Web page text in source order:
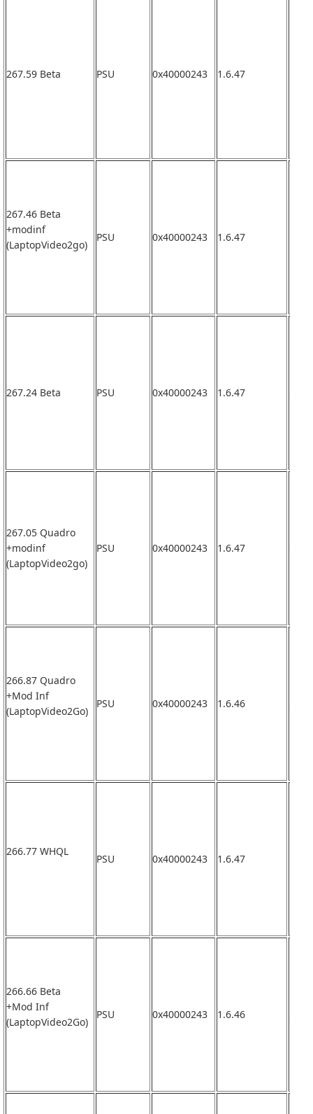
267.59 Beta PSU 0x40000243 1.6.47
267.46 Beta
+modinf
(LaptopVideo2go)
PSU 0x40000243 1.6.47
267.24 Beta PSU 0x40000243 1.6.47
267.05 Quadro
+modinf
(LaptopVideo2go)
PSU 0x40000243 1.6.47
266.87 Quadro
+Mod Inf
(LaptopVideo2Go)
PSU 0x40000243 1.6.46
266.77 WHQL
PSU 0x40000243 1.6.47
266.66 Beta
+Mod Inf
(LaptopVideo2Go)
PSU 0x40000243 1.6.46